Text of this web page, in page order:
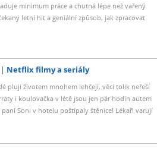
minimum práce a chutná lépe než vařený
letní hit a geniální způsob, jak zpracovat
Netflix filmy a seriály
plují životem mnohem lehčeji, věci tolik neřeší
i koulovačka v létě jsou jen pár hodin autem
Soni v hotelu poštípaly štěnice! Lékaři varují